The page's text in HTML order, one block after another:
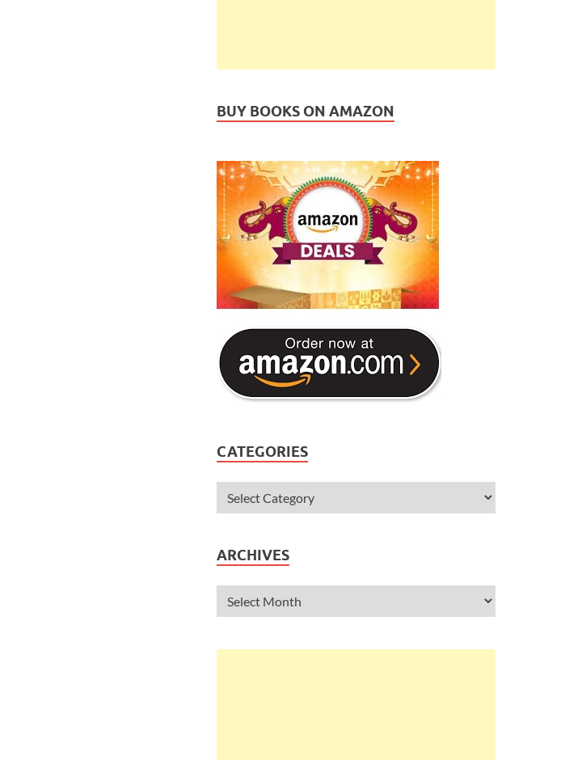
BUY BOOKS ON AMAZON
CATEGORIES
ARCHIVES